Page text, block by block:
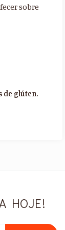
sobre
de glúten.
HOJE!